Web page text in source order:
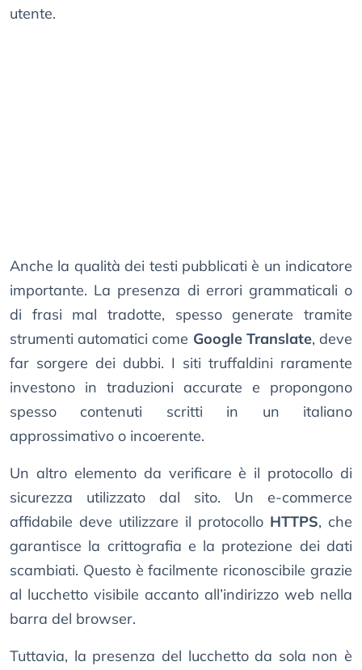
utente.
Anche la qualità dei testi pubblicati è un indicatore
importante. La presenza di errori grammaticali o
di frasi mal tradotte, spesso generate tramite
strumenti automatici come Google Translate, deve
far sorgere dei dubbi. I siti truffaldini raramente
investono in traduzioni accurate e propongono
spesso contenuti scritti in un italiano
approssimativo o incoerente.
Un altro elemento da verificare è il protocollo di
sicurezza utilizzato dal sito. Un e-commerce
affidabile deve utilizzare il protocollo HTTPS, che
garantisce la crittografia e la protezione dei dati
scambiati. Questo è facilmente riconoscibile grazie
al lucchetto visibile accanto all’indirizzo web nella
barra del browser.
Tuttavia, la presenza del lucchetto da sola non è